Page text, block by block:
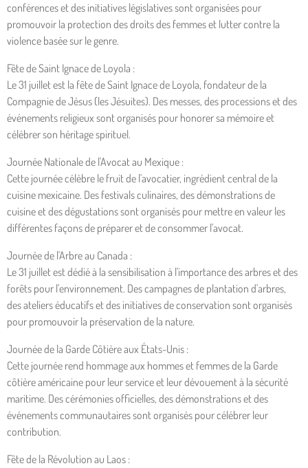
conférences et des initiatives législatives sont organisées pour
promouvoir la protection des droits des femmes et lutter contre la
violence basée sur le genre.
Fête de Saint Ignace de Loyola :
Le 31 juillet est la fête de Saint Ignace de Loyola, fondateur de la
Compagnie de Jésus (les Jésuites). Des messes, des processions et des
événements religieux sont organisés pour honorer sa mémoire et
célébrer son héritage spirituel.
Journée Nationale de l'Avocat au Mexique :
Cette journée célèbre le fruit de l'avocatier, ingrédient central de la
cuisine mexicaine. Des festivals culinaires, des démonstrations de
cuisine et des dégustations sont organisés pour mettre en valeur les
différentes façons de préparer et de consommer l'avocat.
Journée de l'Arbre au Canada :
Le 31 juillet est dédié à la sensibilisation à l'importance des arbres et des
forêts pour l'environnement. Des campagnes de plantation d'arbres,
des ateliers éducatifs et des initiatives de conservation sont organisés
pour promouvoir la préservation de la nature.
Journée de la Garde Côtière aux États-Unis :
Cette journée rend hommage aux hommes et femmes de la Garde
côtière américaine pour leur service et leur dévouement à la sécurité
maritime. Des cérémonies officielles, des démonstrations et des
événements communautaires sont organisés pour célébrer leur
contribution.
Fête de la Révolution au Laos :